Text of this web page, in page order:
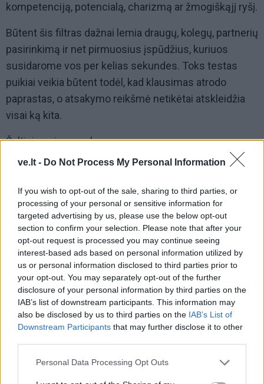
ve.lt - Do Not Process My Personal Information
If you wish to opt-out of the sale, sharing to third parties, or
processing of your personal or sensitive information for
targeted advertising by us, please use the below opt-out
section to confirm your selection. Please note that after your
opt-out request is processed you may continue seeing
interest-based ads based on personal information utilized by
us or personal information disclosed to third parties prior to
your opt-out. You may separately opt-out of the further
disclosure of your personal information by third parties on the
IAB’s list of downstream participants. This information may
also be disclosed by us to third parties on the IAB’s List of
Downstream Participants that may further disclose it to other
Personal Data Processing Opt Outs
kompetenciją, potencialą, charizmą ar žmogiškąjį ryšį.
Būtent šis filtras dažnai lemia draugų, kolegų, partnerių
pasirinkimą ir net pirmuosius įspūdžius, kuriuos
susidarome vos per kelias sekundes. Toks testas
puikiai veikia būtent todėl, kad klausimas atrodo
paprastas, o atsakymo reikšmė netikėtai atskleidžia
visai ką kita.
Šaltinis: mixnews.lv
Į Klaipėdą iš emigracijos
grįžusi Karina Kučinskienė
įvardijo didžiausią savo
Jūros šventę anksčiau
puošęs Anatolijus
Klemencovas: gal jau
užtenka